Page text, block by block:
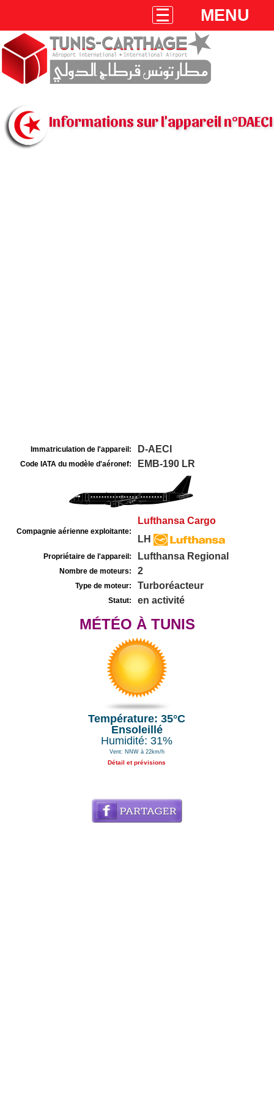
MENU
Informations sur l'appareil n°DAECI
Immatriculation de l'appareil: D-AECI
Code IATA du modèle d'aéronef: EMB-190 LR
Compagnie aérienne exploitante:
Lufthansa Cargo
LH
Propriétaire de l'appareil: Lufthansa Regional
Nombre de moteurs: 2
Type de moteur: Turboréacteur
Statut: en activité
MÉTÉO À TUNIS
Température: 35°C
Ensoleillé
Humidité: 31%
Vent: NNW à 22km/h
Détail et prévisions